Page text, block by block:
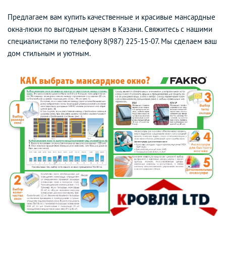
Предлагаем вам купить качественные и красивые мансардные
окна-люки по выгодным ценам в Казани. Свяжитесь с нашими
специалистами по телефону 8(987) 225-15-07. Мы сделаем ваш
дом стильным и уютным.